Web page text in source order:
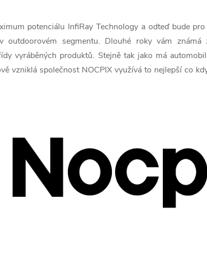
potenciálu InfiRay Technology a odteď bude
outdoorovém segmentu. Dlouhé roky vám známá
vyráběných produktů. Stejně tak jako má
vzniklá společnost NOCPIX využívá to nejlepší co